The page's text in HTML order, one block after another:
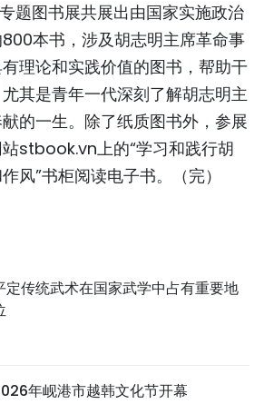
人民报社简介
TIẾNG VIỆT
ENGLISH
FRANÇAIS
题图书展共展出由国家实施政治
本书，涉及胡志明主席革命事
理论和实践价值的图书，帮助干
其是青年一代深刻了解胡志明主
的一生。除了纸质图书外，参展
stbook.vn上的“学习和践行胡
风”书柜阅读电子书。（完）
定传统武术在国家武学中占有重要地
年岘港市越韩文化节开幕